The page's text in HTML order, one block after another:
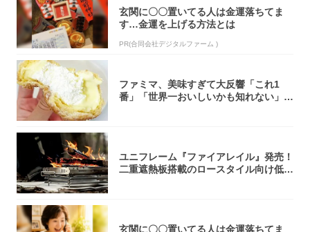
玄関に〇〇置いてる人は金運落ちてま
す…金運を上げる方法とは
PR(合同会社デジタルファーム )
ファミマ、美味すぎて大反響「これ1
番」「世界一おいしいかも知れない」
ユニフレーム『ファイアレイル』発売！
二重遮熱板搭載のロースタイル向け低型
玄関に〇〇置いてる人は金運落ちてま